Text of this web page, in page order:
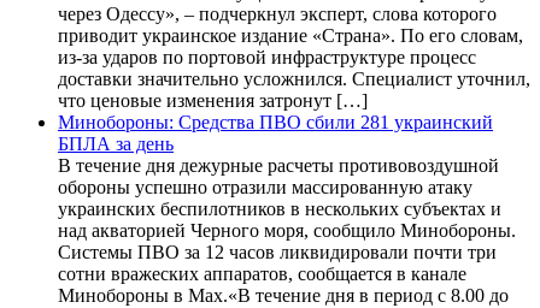
через Одессу», – подчеркнул эксперт, слова которого
приводит украинское издание «Страна». По его словам,
из-за ударов по портовой инфраструктуре процесс
доставки значительно усложнился. Специалист уточнил,
что ценовые изменения затронут […]
Минобороны: Средства ПВО сбили 281 украинский
БПЛА за день
В течение дня дежурные расчеты противовоздушной
обороны успешно отразили массированную атаку
украинских беспилотников в нескольких субъектах и
над акваторией Черного моря, сообщило Минобороны.
Системы ПВО за 12 часов ликвидировали почти три
сотни вражеских аппаратов, сообщается в канале
Минобороны в Max.«В течение дня в период с 8.00 до